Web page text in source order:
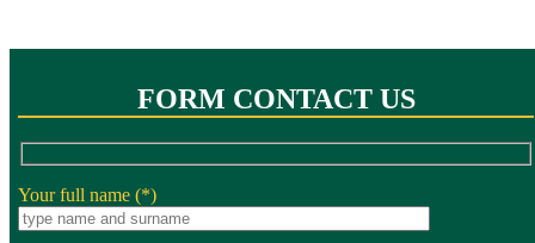
FORM CONTACT US
Your full name (*)